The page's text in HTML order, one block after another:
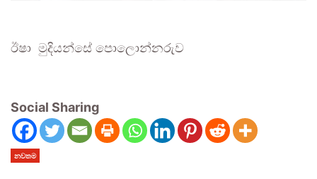
ඊෂා මුදියන්සේ පොලොන්නරුව
Social Sharing
නවතම